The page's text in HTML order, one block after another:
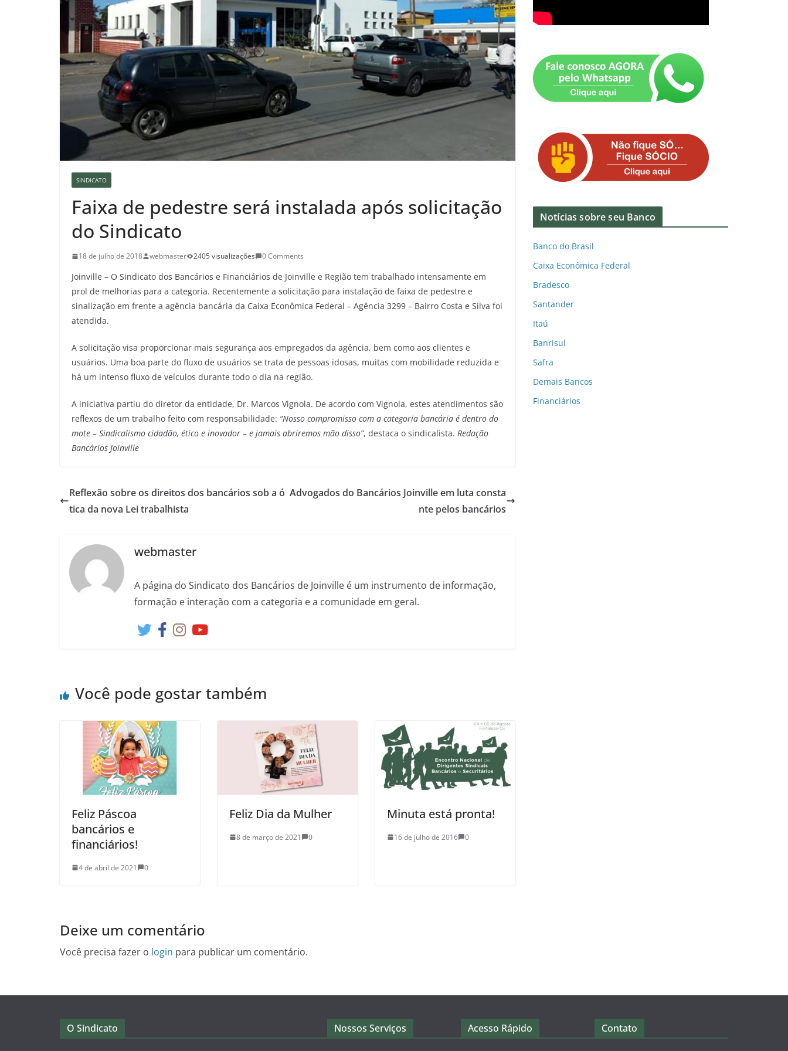
SINDICATO
Faixa de pedestre será instalada após solicitação
do Sindicato
18 de julho de 2018 webmaster 2405 visualizações 0 Comments
Joinville – O Sindicato dos Bancários e Financiários de Joinville e Região tem trabalhado intensamente em
prol de melhorias para a categoria. Recentemente a solicitação para instalação de faixa de pedestre e
sinalização em frente a agência bancária da Caixa Econômica Federal – Agência 3299 – Bairro Costa e Silva foi
atendida.
A solicitação visa proporcionar mais segurança aos empregados da agência, bem como aos clientes e
usuários. Uma boa parte do fluxo de usuários se trata de pessoas idosas, muitas com mobilidade reduzida e
há um intenso fluxo de veículos durante todo o dia na região.
A iniciativa partiu do diretor da entidade, Dr. Marcos Vignola. De acordo com Vignola, estes atendimentos são
reflexos de um trabalho feito com responsabilidade: “Nosso compromisso com a categoria bancária é dentro do
mote – Sindicalismo cidadão, ético e inovador – e jamais abriremos mão disso”, destaca o sindicalista. Redação
Bancários Joinville
Reflexão sobre os direitos dos bancários sob a ó
tica da nova Lei trabalhista
Advogados do Bancários Joinville em luta consta
nte pelos bancários
webmaster
A página do Sindicato dos Bancários de Joinville é um instrumento de informação,
formação e interação com a categoria e a comunidade em geral.
Você pode gostar também
Feliz Páscoa
bancários e
financiários!
4 de abril de 2021 0
Feliz Dia da Mulher
8 de março de 2021 0
Minuta está pronta!
16 de julho de 2016 0
Deixe um comentário
Você precisa fazer o login para publicar um comentário.
Notícias sobre seu Banco
Banco do Brasil
Caixa Econômica Federal
Bradesco
Santander
Itaú
Banrisul
Safra
Demais Bancos
Financiários
O Sindicato Nossos Serviços Acesso Rápido Contato